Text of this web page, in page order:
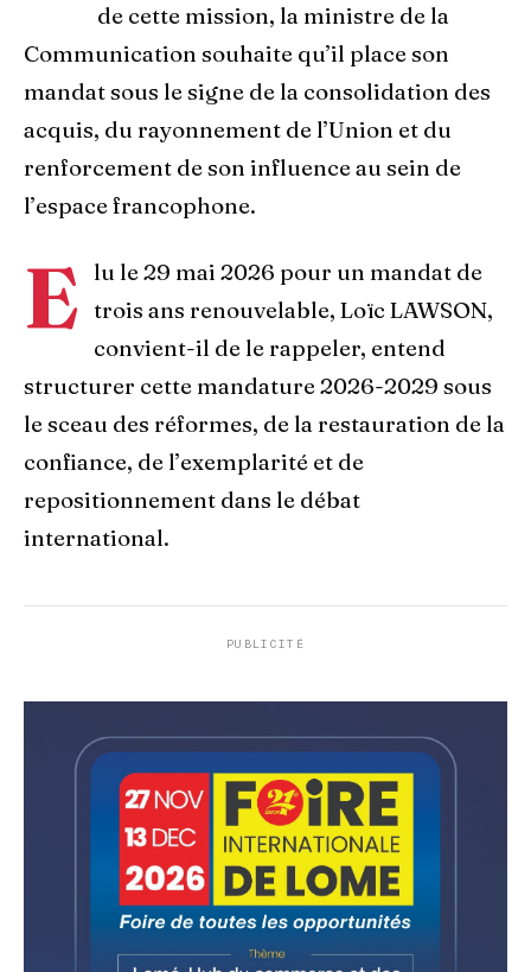
de cette mission, la ministre de la
Communication souhaite qu’il place son
mandat sous le signe de la consolidation des
acquis, du rayonnement de l’Union et du
renforcement de son influence au sein de
l’espace francophone.
E
lu le 29 mai 2026 pour un mandat de
trois ans renouvelable, Loïc LAWSON,
convient-il de le rappeler, entend
structurer cette mandature 2026-2029 sous
le sceau des réformes, de la restauration de la
confiance, de l’exemplarité et de
repositionnement dans le débat
international.
PUBLICITÉ